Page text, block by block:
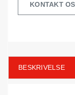
KONTAKT OS
BESKRIVELSE